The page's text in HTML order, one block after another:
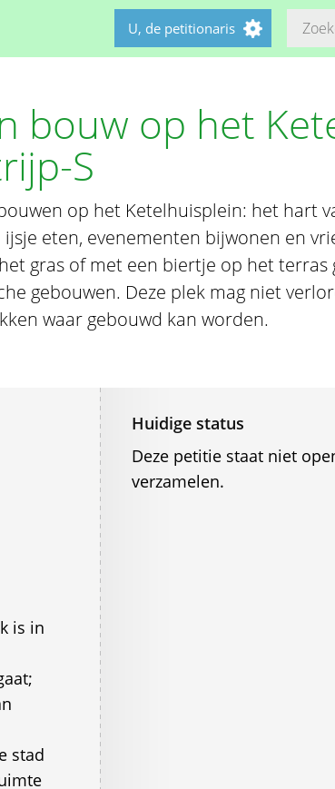
U, de petitionaris
bouw op het
S
op het Ketelhuisplein: het hart
ijsje eten, evenementen bijwonen en
gras of met een biertje op het
gebouwen. Deze plek mag niet
waar gebouwd kan worden.
is in
stad
Huidige status
Deze petitie staat niet
verzamelen.